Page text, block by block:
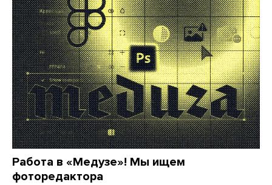
Работа в «Медузе»! Мы ищем
фоторедактора